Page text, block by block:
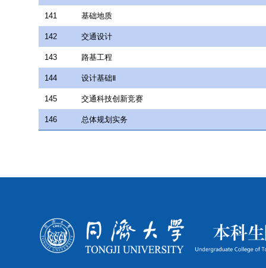
141 基础地质
142 交通设计
143 路基工程
144 设计基础Ⅱ
145 交通科技创新竞赛
146 总体规划实务